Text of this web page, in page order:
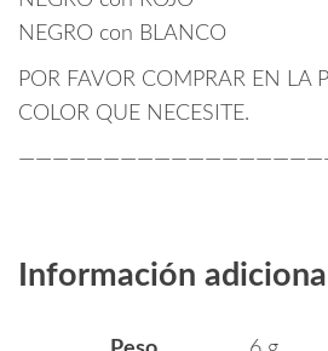
NEGRO con BLANCO
POR FAVOR COMPRAR EN LA
COLOR QUE NECESITE.
Información adicional